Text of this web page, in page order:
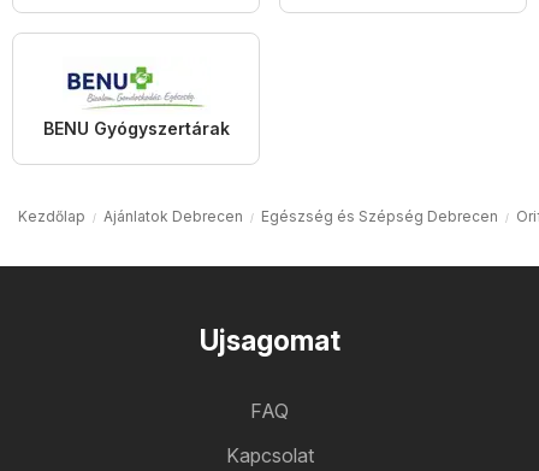
BENU Gyógyszertárak
Kezdőlap Ajánlatok Debrecen Egészség és Szépség Debrecen
Ujsagomat
FAQ
Kapcsolat